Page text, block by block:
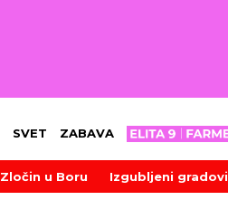
SVET ZABAVA
Zločin u Boru Izgubljeni gradovi